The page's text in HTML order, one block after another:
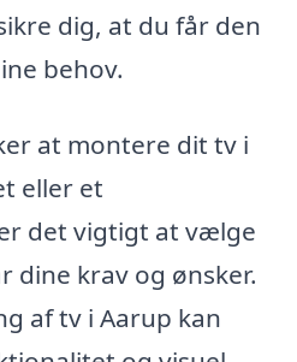
dig, at du får den
behov.
at montere dit tv i
eller et
det vigtigt at vælge
dine krav og ønsker.
af tv i Aarup kan